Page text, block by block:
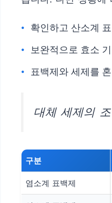
확인하고 산소계
보완적으로 효소
표백제와 세제를
대체 세제의
구분
염소계 표백제